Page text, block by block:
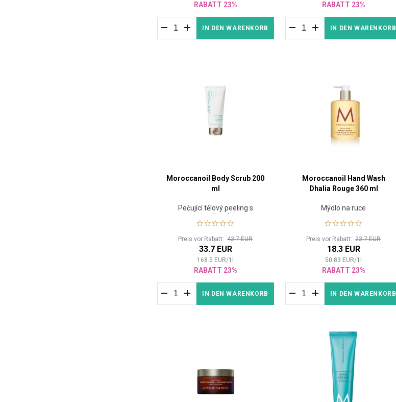
RABATT 23%
IN DEN WARENKORB
RABATT 23%
IN DEN WARENKORB
Moroccanoil Body Scrub 200
ml
Pečující tělový peeling s
arganovým olejem
Preis vor Rabatt:43.7 EUR
33.7 EUR
168.5 EUR/1
RABATT 23%
IN DEN WARENKORB
Moroccanoil Hand Wash
Dhalia Rouge 360 ml
Mýdlo na ruce
Preis vor Rabatt:23.7 EUR
18.3 EUR
50.83 EUR/1
RABATT 23%
IN DEN WARENKORB